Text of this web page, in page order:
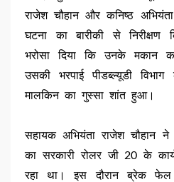
राजेश चौहान और कनिष्ठ
घटना का बारीकी से निरीक्षण
भरोसा दिया कि उनके
उसकी भरपाई पीडब्ल्यूडी
मालकिन का गुस्सा शांत हुआ।
सहायक अभियंता राजेश चौहान ने
का सरकारी रोलर जी 20 के
रहा था। इस दौरान ब्रेक फेल